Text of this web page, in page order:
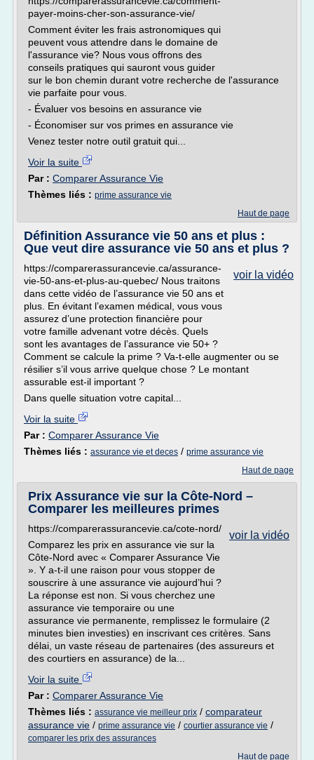
payer-moins-cher-son-assurance-vie/
Comment éviter les frais astronomiques qui
peuvent vous attendre dans le domaine de
l'assurance vie? Nous vous offrons des
conseils pratiques qui sauront vous guider
sur le bon chemin durant votre recherche de l'assurance
vie parfaite pour vous.
- Évaluer vos besoins en assurance vie
- Économiser sur vos primes en assurance vie
Venez tester notre outil gratuit qui...
Voir la suite
Par : Comparer Assurance Vie
Thèmes liés : prime assurance vie
Haut de page
Définition Assurance vie 50 ans et plus :
Que veut dire assurance vie 50 ans et plus ?
voir la vidéo
https://comparerassurancevie.ca/assurance-
vie-50-ans-et-plus-au-quebec/ Nous traitons
dans cette vidéo de l’assurance vie 50 ans et
plus. En évitant l’examen médical, vous vous
assurez d’une protection financière pour
votre famille advenant votre décès. Quels
sont les avantages de l’assurance vie 50+ ?
Comment se calcule la prime ? Va-t-elle augmenter ou se
résilier s’il vous arrive quelque chose ? Le montant
assurable est-il important ?
Dans quelle situation votre capital...
Voir la suite
Par : Comparer Assurance Vie
Thèmes liés : assurance vie et deces / prime assurance vie
Haut de page
Prix Assurance vie sur la Côte-Nord –
Comparer les meilleures primes
voir la vidéo
https://comparerassurancevie.ca/cote-nord/
Comparez les prix en assurance vie sur la
Côte-Nord avec « Comparer Assurance Vie
». Y a-t-il une raison pour vous stopper de
souscrire à une assurance vie aujourd’hui ?
La réponse est non. Si vous cherchez une
assurance vie temporaire ou une
assurance vie permanente, remplissez le formulaire (2
minutes bien investies) en inscrivant ces critères. Sans
délai, un vaste réseau de partenaires (des assureurs et
des courtiers en assurance) de la...
Voir la suite
Par : Comparer Assurance Vie
Thèmes liés : assurance vie meilleur prix / comparateur
assurance vie / prime assurance vie / courtier assurance vie /
comparer les prix des assurances
Haut de page